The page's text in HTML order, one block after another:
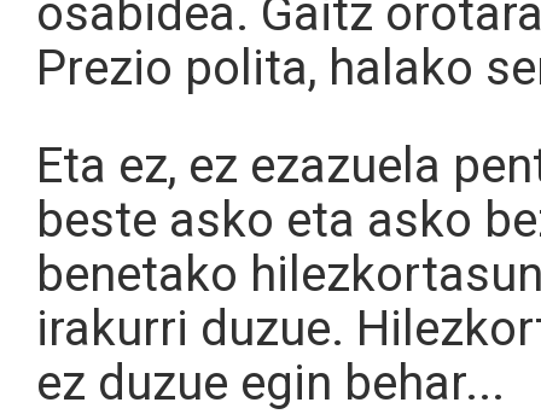
osabidea. Gaitz
Prezio polita, halako
Eta ez, ez ezazuela
beste asko eta asko
benetako
irakurri duzue.
ez duzue egin behar...